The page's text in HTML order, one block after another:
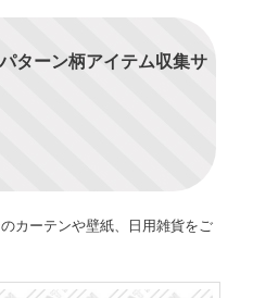
ターン柄アイテム収集サ
カーテンや壁紙、日用雑貨をご